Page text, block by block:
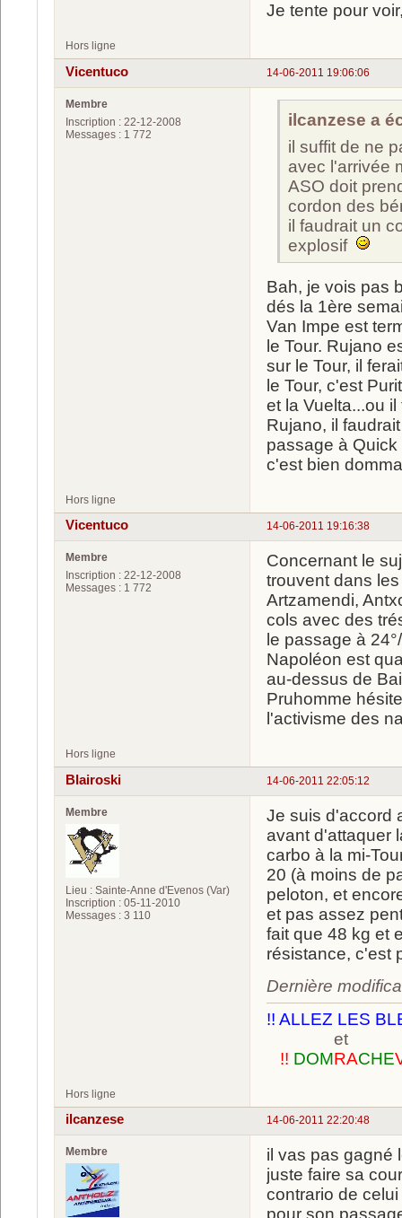
Je tente pour
Hors ligne
14-06-2011 19:06:06
Vicentuco
Membre
Inscription : 22-12-2008
Messages : 1 772
ilcanzese a
il suffit de ne
avec l'arrivée
ASO doit
cordon des
il faudrait un
explosif
Bah, je vois pas
dés la 1ère
Van Impe est
le Tour. Rujano
sur le Tour, il
le Tour, c'est
et la Vuelta...ou
Rujano, il
passage à
c'est bien
Hors ligne
14-06-2011 19:16:38
Vicentuco
Membre
Inscription : 22-12-2008
Messages : 1 772
Concernant le
trouvent dans
Artzamendi,
cols avec des
le passage à
Napoléon est
au-dessus de
Pruhomme
l'activisme des
Hors ligne
14-06-2011 22:05:12
Blairoski
Membre
Lieu : Sainte-Anne d'Evenos (Var)
Inscription : 05-11-2010
Messages : 3 110
Je suis d'accord
avant d'attaquer
carbo à la mi-
20 (à moins de
peloton, et
et pas assez
fait que 48 kg et
résistance, c'est
Dernière
!! ALLEZ LES
et
!! DOMRACHE
Hors ligne
14-06-2011 22:20:48
ilcanzese
Membre
il vas pas gagné
juste faire sa
contrario de
pour son